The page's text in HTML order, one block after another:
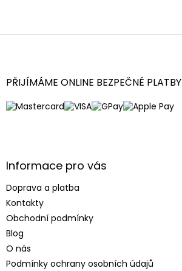
Z
aPŘIJÍMÁME ONLINE BEZPEČNÉ PLATBY
Informace pro vás
Doprava a platba
Kontakty
Obchodní podmínky
Blog
O nás
Podmínky ochrany osobních údajů